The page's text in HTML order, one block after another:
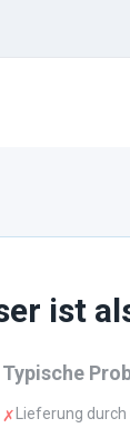
ist
Typische
✗ Lieferung